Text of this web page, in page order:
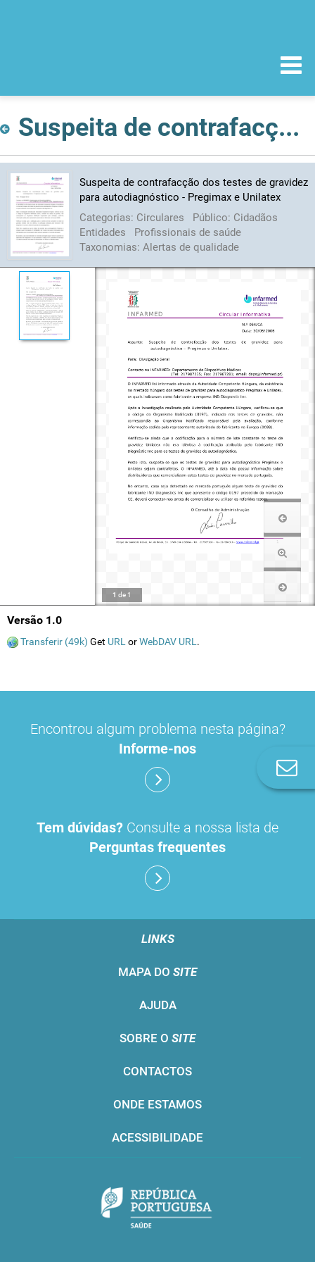
Suspeita de contrafacção dos testes de gravidez para autodiagnóstico - Pregimax e Unilatex
Suspeita de contrafacção dos testes de gravidez
para autodiagnóstico - Pregimax e Unilatex
Categorias: Circulares Público: Cidadãos
Entidades
Profissionais de saúde
Taxonomias: Alertas de qualidade
1 de 1
Versão 1.0
Transferir (49k) Get URL orWebDAV URL .
Encontrou algum problema nesta página?
Informe-nos
Tem dúvidas? Consulte a nossa lista de
Perguntas frequentes
LINKS
MAPA DO SITE
AJUDA
SOBRE O SITE
CONTACTOS
ONDE ESTAMOS
ACESSIBILIDADE